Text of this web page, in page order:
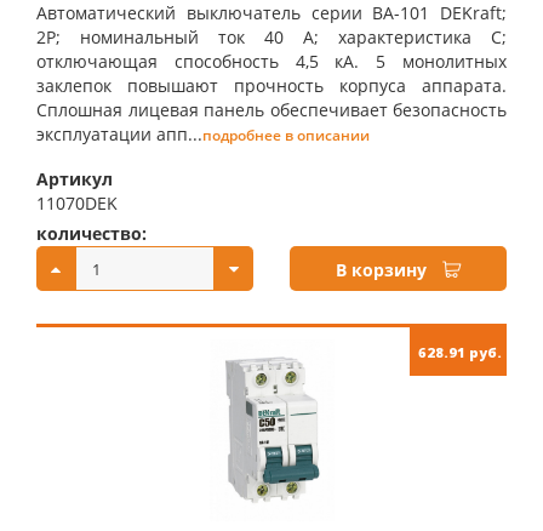
Автоматический выключатель серии ВА-101 DEKraft;
2P; номинальный ток 40 А; характеристика С;
отключающая способность 4,5 кА. 5 монолитных
заклепок повышают прочность корпуса аппарата.
Сплошная лицевая панель обеспечивает безопасность
эксплуатации апп...подробнее в описании
Артикул
11070DEK
количество:
В корзину
628.91 руб.